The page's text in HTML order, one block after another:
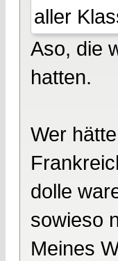
aller
Aso, die
hatten.
Wer
dolle
sowieso
Meines